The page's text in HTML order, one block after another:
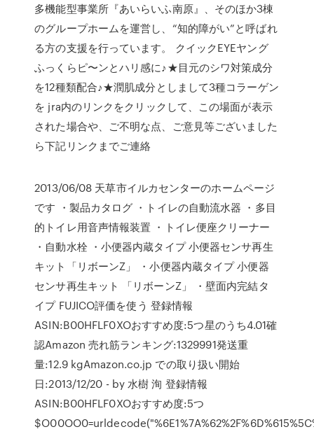
多機能型事業所『あいらいふ南原』、そのほか3棟
のグループホームを運営し、“知的障がい”と呼ばれ
る方の支援を行っています。 クイックEYEヤング
ふっくらピ〜ンとハリ感に♪★目元のシワ対策成分
を12種類配合♪★潤肌成分としまして3種コラーゲン
を jra内のリンクをクリックして、この場面が表示
された場合や、ご不明な点、ご意見等ございました
ら下記リンクまでご連絡
2013/06/08 天草市イルカセンターのホームページ
です ・製品カタログ ・トイレの自動流水器 ・多目
的トイレ用音声情報装置 ・トイレ便座クリーナー
・自動水栓 ・小便器内蔵タイプ 小便器センサ再生
キット「リボーンZ」 ・小便器内蔵タイプ 小便器
センサ再生キット 「リボーンZ」 ・壁面内完結タ
イプ FUJICO評価を使う 登録情報
ASIN:B00HFLF0XOおすすめ度:5つ星のうち4.01確
認Amazon 売れ筋ランキング:1329991発送重
量:12.9 kgAmazon.co.jp での取り扱い開始
日:2013/12/20 - by 水樹 洵 登録情報
ASIN:B00HFLF0XOおすすめ度:5つ